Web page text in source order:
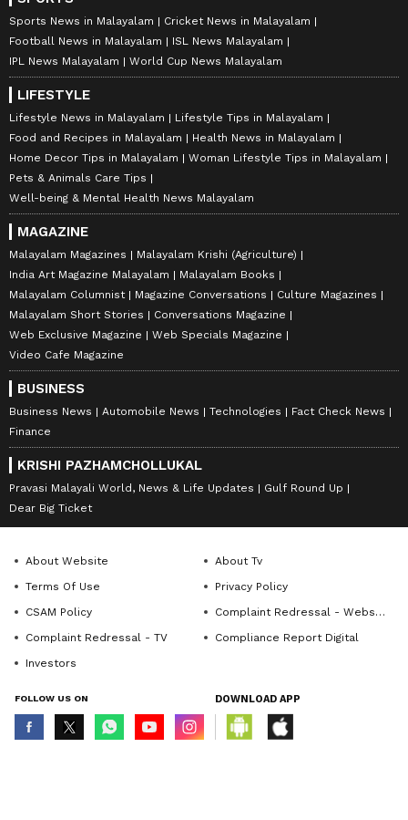
Sports News in Malayalam
Cricket News in Malayalam
Football News in Malayalam
ISL News Malayalam
IPL News Malayalam
World Cup News Malayalam
LIFESTYLE
Lifestyle News in Malayalam
Lifestyle Tips in Malayalam
Food and Recipes in Malayalam
Health News in Malayalam
Home Decor Tips in Malayalam
Woman Lifestyle Tips in Malayalam
Pets & Animals Care Tips
Well-being & Mental Health News Malayalam
MAGAZINE
Malayalam Magazines
Malayalam Krishi (Agriculture)
India Art Magazine Malayalam
Malayalam Books
Malayalam Columnist
Magazine Conversations
Culture Magazines
Malayalam Short Stories
Conversations Magazine
Web Exclusive Magazine
Web Specials Magazine
Video Cafe Magazine
BUSINESS
Business News Automobile News Technologies
Fact Check News
Finance
KRISHI PAZHAMCHOLLUKAL
Pravasi Malayali World, News & Life Updates
Gulf Round Up
Dear Big Ticket
About Website
About Tv
Terms Of Use
Privacy Policy
CSAM Policy
Complaint Redressal - Website
Complaint Redressal - TV
Compliance Report Digital
Investors
FOLLOW US ON DOWNLOAD APP